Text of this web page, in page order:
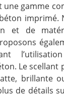
gamme
imprimé.
et de
Le
brillante
de détails